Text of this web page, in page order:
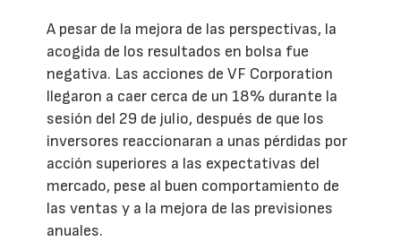
A pesar de la mejora de las perspectivas, la
acogida de los resultados en bolsa fue
negativa. Las acciones de VF Corporation
llegaron a caer cerca de un 18% durante la
sesión del 29 de julio, después de que los
inversores reaccionaran a unas pérdidas por
acción superiores a las expectativas del
mercado, pese al buen comportamiento de
las ventas y a la mejora de las previsiones
anuales.